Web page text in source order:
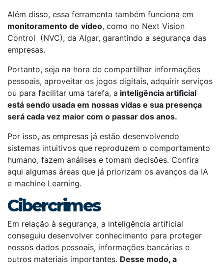
Além disso, essa ferramenta também funciona em
monitoramento de vídeo, como no Next Vision
Control (NVC), da Algar, garantindo a segurança das
empresas.
Portanto, seja na hora de compartilhar informações
pessoais, aproveitar os jogos digitais, adquirir serviços
ou para facilitar uma tarefa, a inteligência artificial
está sendo usada em nossas vidas e sua presença
será cada vez maior com o passar dos anos.
Por isso, as empresas já estão desenvolvendo
sistemas intuitivos que reproduzem o comportamento
humano, fazem análises e tomam decisões. Confira
aqui algumas áreas que já priorizam os avanços da IA
e machine Learning.
Cibercrimes
Em relação à segurança, a inteligência artificial
conseguiu desenvolver conhecimento para proteger
nossos dados pessoais, informações bancárias e
outros materiais importantes. Desse modo, a